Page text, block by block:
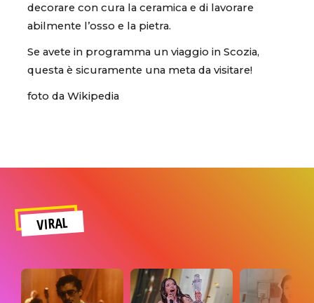
decorare con cura la ceramica e di lavorare
abilmente l’osso e la pietra.
Se avete in programma un viaggio in Scozia,
questa è sicuramente una meta da visitare!
foto da Wikipedia
VIRAL